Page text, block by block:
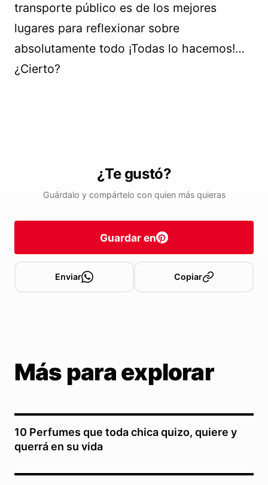
transporte público es de los mejores
lugares para reflexionar sobre
absolutamente todo ¡Todas lo hacemos!…
¿Cierto?
¿Te gustó?
Guárdalo y compártelo con quien más quieras
Guardar en
Enviar Copiar
Más para explorar
10 Perfumes que toda chica quizo, quiere y
querrá en su vida